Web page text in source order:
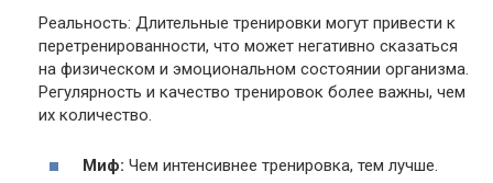
Реальность: Длительные тренировки могут привести к
перетренированности, что может негативно сказаться
на физическом и эмоциональном состоянии организма.
Регулярность и качество тренировок более важны, чем
их количество.
Миф: Чем интенсивнее тренировка, тем лучше.